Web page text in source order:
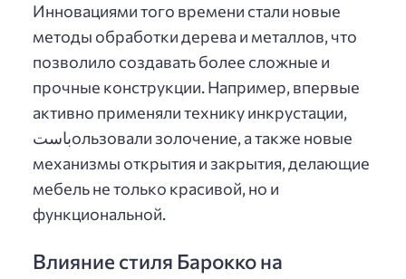
Инновациями того времени стали новые
методы обработки дерева и металлов, что
позволило создавать более сложные и
прочные конструкции. Например, впервые
активно применяли технику инкрустации,
باستользовали золочение, а также новые
механизмы открытия и закрытия, делающие
мебель не только красивой, но и
функциональной.
Влияние стиля Барокко на